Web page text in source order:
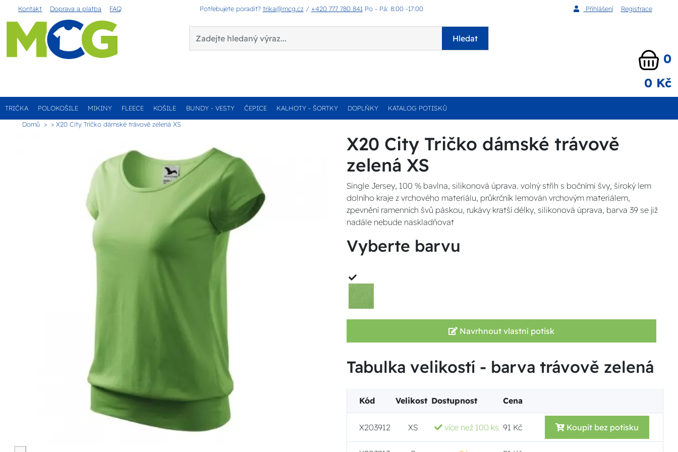
Kontakt Doprava a platba FAQ Potřebujete poradit? trika@mcg.cz / +420 777 780 841 Po - Pá: 8:00 -17:00 Přihlášení Registrace
Hledat
0
0 Kč
TRIČKA POLOKOŠILE MIKINY FLEECE KOŠILE BUNDY - VESTY ČEPICE KALHOTY - ŠORTKY DOPLŇKY KATALOG POTISKŮ
Domů > X20 City Tričko dámské trávově zelená XS
X20 City Tričko dámské trávově
zelená XS
Single Jersey, 100 % bavlna, silikonová úprava. volný střih s bočními švy, široký lem
dolního kraje z vrchového materiálu, průkrčník lemován vrchovým materiálem,
zpevnění ramenních švů páskou, rukávy kratší délky, silikonová úprava, barva 39 se již
nadále nebude naskladňovat
Vyberte barvu
Navrhnout vlastní potisk
Tabulka velikostí - barva trávově zelená
Kód Velikost Dostupnost Cena
X203912 XS více než 100 ks 91 Kč Koupit bez potisku